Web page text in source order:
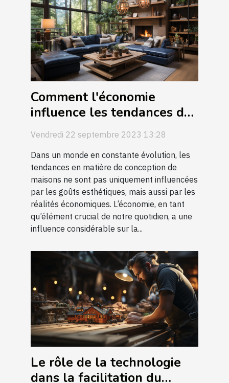
Comment l'économie
influence les tendances de
la conception de maison
Vendredi 22 septembre 2023 13:28
Dans un monde en constante évolution, les
tendances en matière de conception de
maisons ne sont pas uniquement influencées
par les goûts esthétiques, mais aussi par les
réalités économiques. L’économie, en tant
qu’élément crucial de notre quotidien, a une
influence considérable sur la...
Le rôle de la technologie
dans la facilitation du